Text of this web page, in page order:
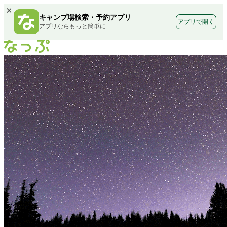
×
キャンプ場検索・予約アプリ
アプリならもっと簡単に
アプリで開く